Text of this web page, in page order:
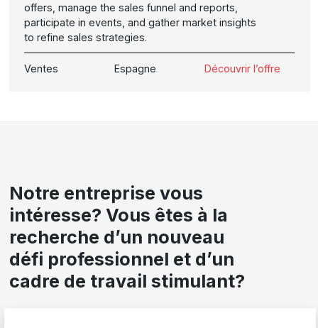
offers, manage the sales funnel and reports,
participate in events, and gather market insights
to refine sales strategies.
Ventes Espagne Découvrir l’offre
Notre entreprise vous
intéresse? Vous êtes à la
recherche d’un nouveau
défi professionnel et d’un
cadre de travail stimulant?